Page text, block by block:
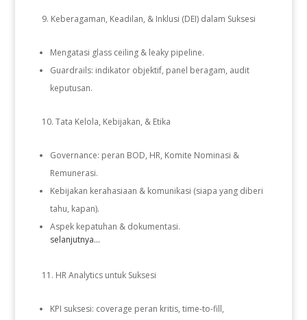
Keberagaman, Keadilan, & Inklusi (DEI) dalam Suksesi
Mengatasi glass ceiling & leaky pipeline.
Guardrails: indikator objektif, panel beragam, audit
keputusan.
Tata Kelola, Kebijakan, & Etika
Governance: peran BOD, HR, Komite Nominasi &
Remunerasi.
Kebijakan kerahasiaan & komunikasi (siapa yang diberi
tahu, kapan).
Aspek kepatuhan & dokumentasi.
selanjutnya...
HR Analytics untuk Suksesi
KPI suksesi: coverage peran kritis, time-to-fill,